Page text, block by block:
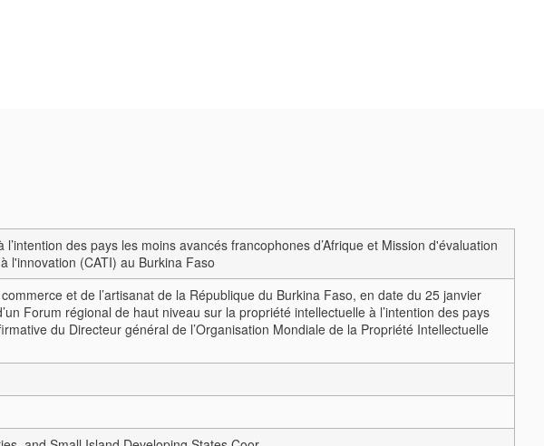
des pays les moins avancés francophones d’Afrique et Mission d'évaluation
l'innovation (CATI) au Burkina Faso
et de l’artisanat de la République du Burkina Faso, en date du 25 janvier
Forum régional de haut niveau sur la propriété intellectuelle à l’intention des pays
du Directeur général de l’Organisation Mondiale de la Propriété Intellectuelle